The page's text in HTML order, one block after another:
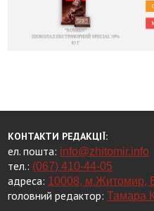
КОНТАКТИ РЕДАКЦІЇ:
ел. пошта: info@zhitomir.info
тел.: (067) 410-44-05
адреса: 10008, м.Житомир,
головний редактор:Тамара